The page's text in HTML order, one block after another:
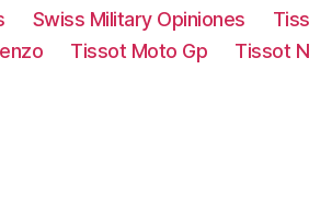
Swiss Military Opiniones
Tissot Moto Gp Tissot